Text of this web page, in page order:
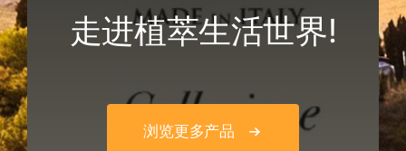
走进植萃生活世界!
浏览更多产品